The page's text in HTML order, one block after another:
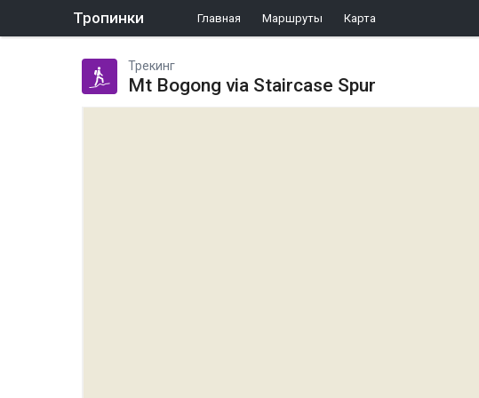
Тропинки Главная Маршруты Карта
Трекинг
Mt Bogong via Staircase Spur